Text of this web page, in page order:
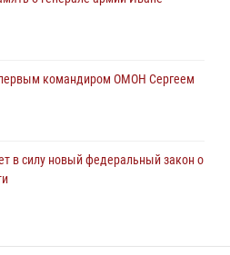
знакомого
первым командиром ОМОН Сергеем
в силу новый федеральный закон о